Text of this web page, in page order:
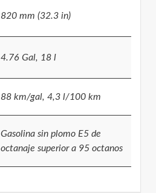
820 mm (32.3 in)
4.76 Gal, 18 l
88 km/gal, 4,3 l/100 km
Gasolina sin plomo E5 de
octanaje superior a 95 octanos